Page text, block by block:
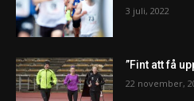
3 juli, 2022
”Fint att få
22 november,